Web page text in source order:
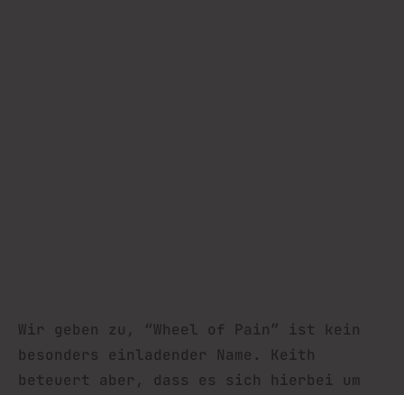
Wir geben zu, “Wheel of Pain” ist kein
besonders einladender Name. Keith
beteuert aber, dass es sich hierbei um